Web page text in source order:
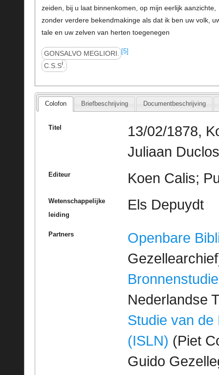
zeiden, bij u laat binnenkomen, op mijn eerlijk aanzichte,
zonder verdere bekendmakinge als dat ik ben uw volk,
tale en uw zelven van herten toegenegen
GONSALVO MEGLIORI. [5]
C.S.Si.
Colofon Briefbeschrijving Documentbeschrijving
Titel
13/02/1878,
Juliaan
Editeur Koen Calis;
Wetenschappelijke
leiding
Els Depuydt
Partners
Openbare
Bronnenstudie
Nederlandse
Studie van de
(ISLN) (Piet
Guido